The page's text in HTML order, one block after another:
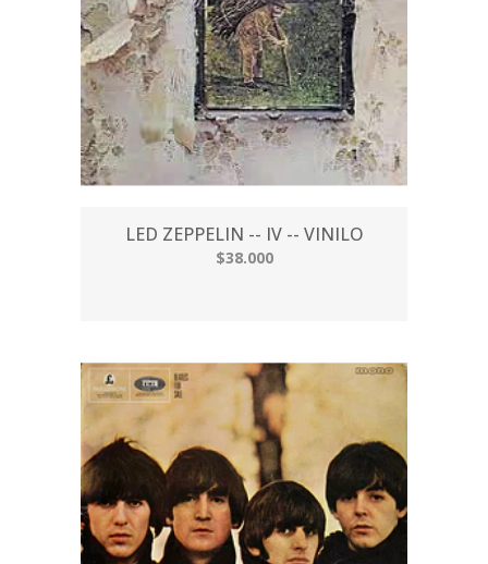
LED ZEPPELIN -- IV -- VINILO
$38.000